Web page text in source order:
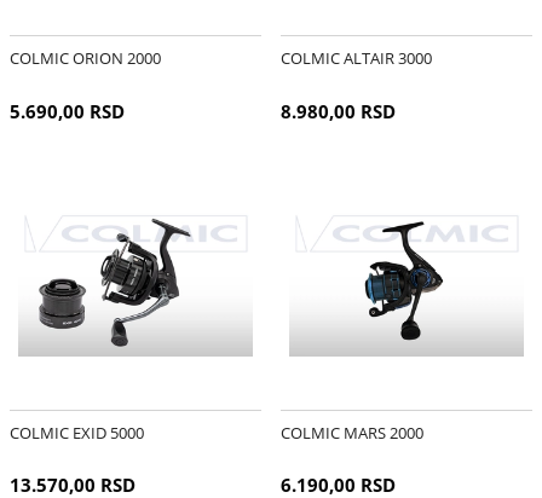
COLMIC ORION 2000
5.690,00 RSD
COLMIC ALTAIR 3000
8.980,00 RSD
COLMIC EXID 5000
13.570,00 RSD
COLMIC MARS 2000
6.190,00 RSD